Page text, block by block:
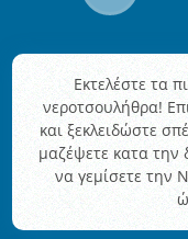
Εκτελέστε τα
νεροτσουλήθρα!
και ξεκλειδώστε
μαζέψετε κατα
να γεμίσετε την